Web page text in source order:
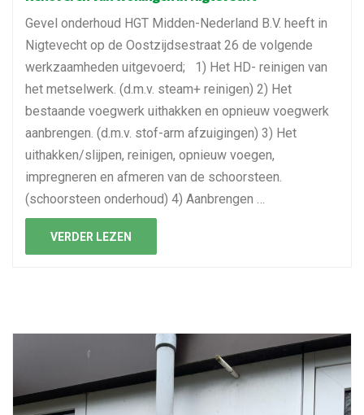
Gevel onderhoud HGT Midden-Nederland B.V. heeft in
Nigtevecht op de Oostzijdsestraat 26 de volgende
werkzaamheden uitgevoerd; 1) Het HD- reinigen van
het metselwerk. (d.m.v. steam+ reinigen) 2) Het
bestaande voegwerk uithakken en opnieuw voegwerk
aanbrengen. (d.m.v. stof-arm afzuigingen) 3) Het
uithakken/slijpen, reinigen, opnieuw voegen,
impregneren en afmeren van de schoorsteen.
(schoorsteen onderhoud) 4) Aanbrengen …
VERDER LEZEN